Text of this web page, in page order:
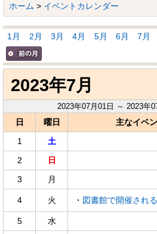
ホーム > イベントカレンダー
1月 2月 3月 4月 5月 6月 7月
2023年7月
2023年07月01日 ～ 2023年
日 曜日
主なイベ
1
土
2
日
3
月
4 火 ・ 図書館で開催され
5
水